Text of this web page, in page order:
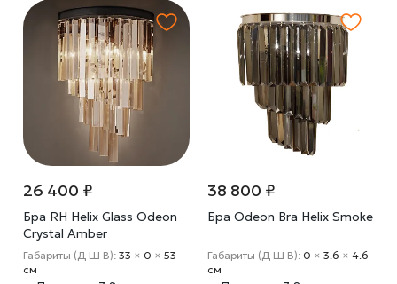
26 400 ₽
Бра RH Helix Glass Odeon
Crystal Amber
Габариты (Д Ш В): 33 × 0 × 53
cм
38 800 ₽
Бра Odeon Bra Helix Smoke
Габариты (Д Ш В): 0 × 3.6 × 4.6
cм